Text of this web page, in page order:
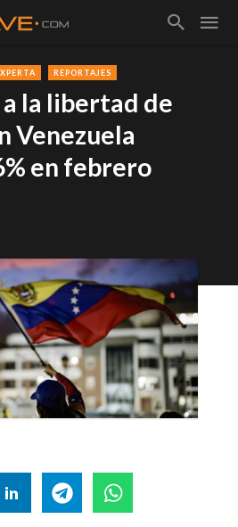
REPORTAJES
la libertad de
Venezuela
en febrero